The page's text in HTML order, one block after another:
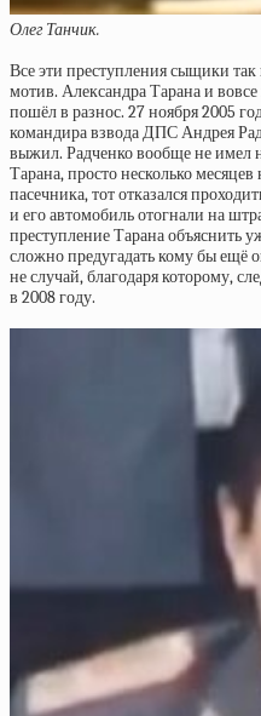
Олег Танчик.
Все эти преступления сыщики
мотив. Александра Тарана и
пошёл в разнос. 27 ноября 2005
командира взвода ДПС Андрея
выжил. Радченко вообще не имел
Тарана, просто несколько
пасечника, тот отказался
и его автомобиль отогнали на
преступление Тарана объяснить
сложно предугадать кому бы ещё
не случай, благодаря которому,
в 2008 году.